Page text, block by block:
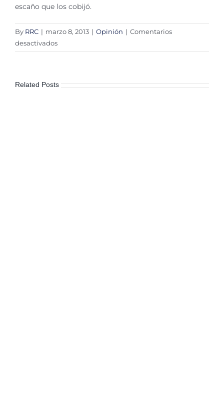
escaño que los cobijó.
By RRC | marzo 8, 2013 | Opinión | Comentarios
desactivadosen
La
Related Posts